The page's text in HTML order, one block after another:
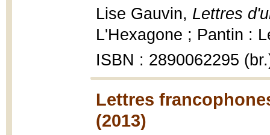
Lise Gauvin, Lettres
L'Hexagone ; Pantin :
ISBN : 2890062295
Lettres
(2013)